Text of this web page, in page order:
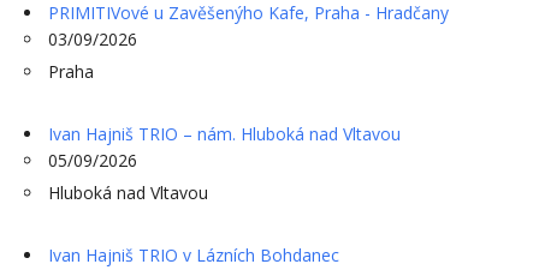
PRIMITIVové u Zavěšenýho Kafe, Praha - Hradčany
03/09/2026
Praha
Ivan Hajniš TRIO – nám. Hluboká nad Vltavou
05/09/2026
Hluboká nad Vltavou
Ivan Hajniš TRIO v Lázních Bohdanec